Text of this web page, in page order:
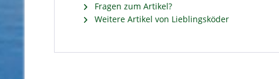
Fragen zum Artikel?
Weitere Artikel von Lieblingsköder